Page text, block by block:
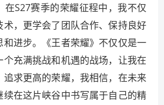
在S27赛季的荣耀征程中，我不仅
，更学会了团队合作、保持良好
和进步。《王者荣耀》不仅仅是一
充满挑战和机遇的战场，让我在
求更高的荣耀，我相信，在未来
续在这片峡谷中书写属于自己的精